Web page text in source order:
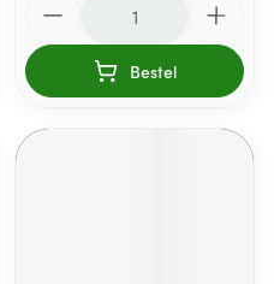
Bestel